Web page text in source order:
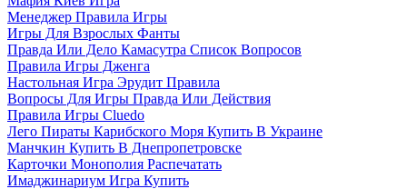
Менеджер Правила Игры
Игры Для Взрослых Фанты
Правда Или Дело Камасутра Список Вопросов
Правила Игры Дженга
Настольная Игра Эрудит Правила
Вопросы Для Игры Правда Или Действия
Правила Игры Cluedo
Лего Пираты Карибского Моря Купить В Украине
Манчкин Купить В Днепропетровске
Карточки Монополия Распечатать
Имаджинариум Игра Купить